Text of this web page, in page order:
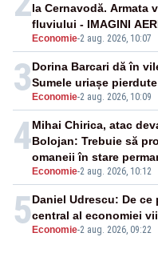
Economie-2 aug. 2026, 10:07
la Cernavodă. Armata
fluviului - IMAGINI
3 Economie-2 aug. 2026, 10:09
Dorina Barcari dă în
Sumele uriașe
4
Economie-2 aug. 2026, 10:12
Mihai Chirica, atac
Bolojan: Trebuie să
omaneii în stare
5 Economie-2 aug. 2026, 09:22
Daniel Udrescu: De
central al economiei